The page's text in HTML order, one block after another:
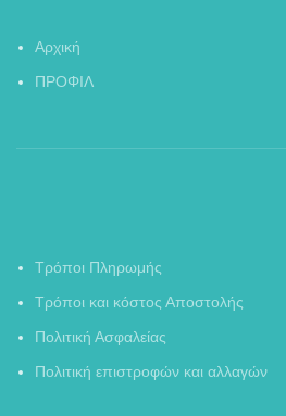
Αρχική
ΠΡΟΦΙΛ
Τρόποι Πληρωμής
Τρόποι και κόστος Αποστολής
Πολιτική Ασφαλείας
Πολιτική επιστροφών και αλλαγών